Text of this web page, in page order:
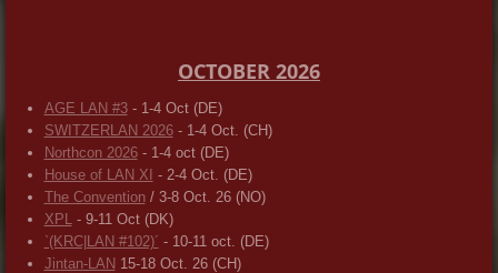
OCTOBER 2026
AGE LAN #3- 1-4 Oct (DE)
SWITZERLAN 2026- 1-4 Oct. (CH)
Northcon 2026- 1-4 oct (DE)
House of LAN XI - 2-4 Oct. (DE)
The Convention/ 3-8 Oct. 26 (NO)
XPL
- 9-11 Oct (DK)
`(KRC|LAN #102)´ - 10-11 oct. (DE)
Jintan-LAN 15-18 Oct. 26 (CH)